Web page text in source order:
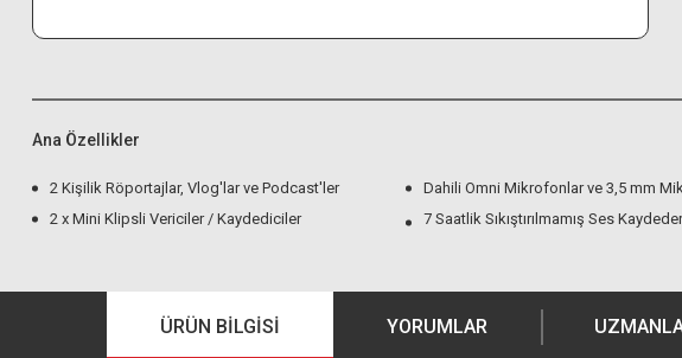
Ana Özellikler
2 Kişilik Röportajlar, Vlog'lar ve Podcast'ler
Dahili Omni Mikrofonlar ve 3,5 mm
2 x Mini Klipsli Vericiler / Kaydediciler
7 Saatlik Sıkıştırılmamış Ses Kaydeder
ÜRÜN BILGISI YORUMLAR